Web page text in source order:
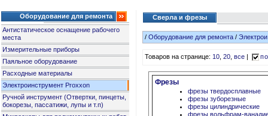
Оборудование для ремонта
Антистатическое оснащение рабочего
места
Измерительные приборы
Паяльное оборудование
Расходные материалы
Электроинструмент Proxxon
Ручной инструмент (Отвертки, пинцеты,
бокорезы, пассатижи, лупы и т.п)
Сверла и фрезы
/Оборудование для ремонта /
Товаров на странице:10,20,все
Фрезы
фрезы твердосплавные
фрезы зуборезные
фрезы цилиндрические
фрезы вольфрам-